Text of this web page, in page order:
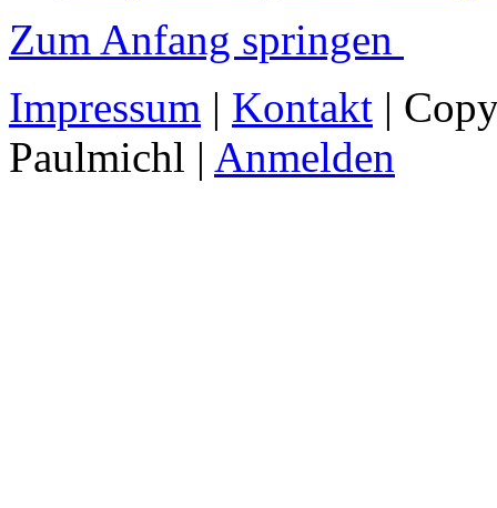
Zum Anfang springen
Impressum | Kontakt |
Paulmichl | Anmelden